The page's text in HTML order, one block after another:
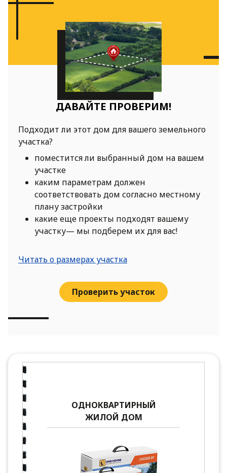
ДАВАЙТЕ ПРОВЕРИМ!
Подходит ли этот дом для вашего земельного
участка?
поместится ли выбранный дом на вашем
участке
каким параметрам должен
соответствовать дом согласно местному
плану застройки
какие еще проекты подходят вашему
участку— мы подберем их для вас!
Читать о размерах участка
Проверить участок
ОДНОКВАРТИРНЫЙ
ЖИЛОЙ ДОМ